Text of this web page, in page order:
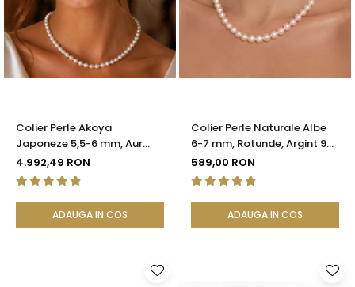
Colier Perle Akoya
Japoneze 5,5-6 mm, Aur
Galben 14K cu Închizătoare
Filigranată | KASKADDA®
4.992,49 RON
ADAUGA IN COS
Colier Perle Naturale Albe
6-7 mm, Rotunde, Argint 925
| KASKADDA®
589,00 RON
ADAUGA IN COS